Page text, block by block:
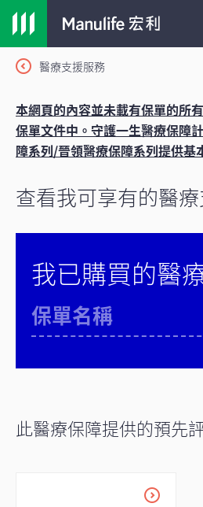
醫療支援服務
本網頁的內容並未載有保單的所
保單文件中。守護一生醫療保障
障系列/晉領醫療保障系列提供基
查看我可享有的醫
我已購買的醫
保單名稱
此醫療保障提供的預先